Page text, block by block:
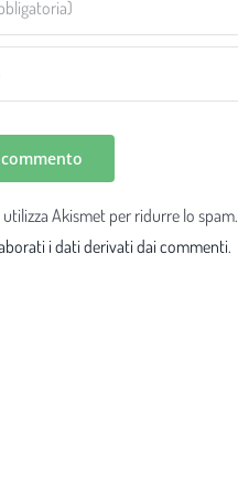
Akismet per ridurre lo spam.
i dati derivati dai commenti.